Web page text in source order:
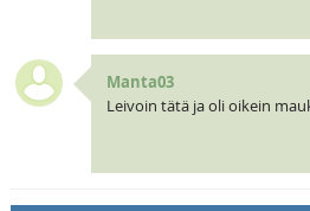
Manta03
Leivoin tätä ja oli oikein